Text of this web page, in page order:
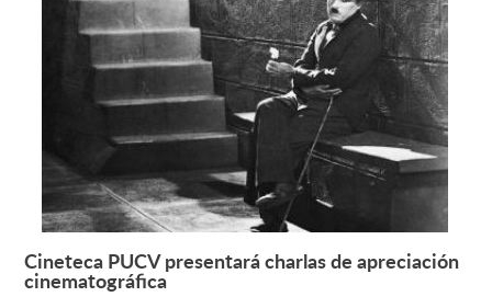
Leer más +
Cineteca PUCV presentará charlas de apreciación
cinematográfica